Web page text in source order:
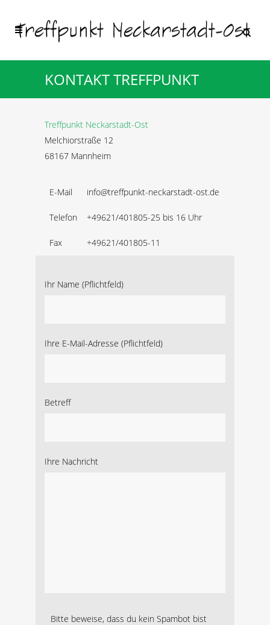
KONTAKT TREFFPUNKT
Treffpunkt Neckarstadt-Ost
Melchiorstraße 12
68167 Mannheim
E-Mail info@treffpunkt-neckarstadt-ost.de
Telefon +49621/401805-25 bis 16 Uhr
Fax +49621/401805-11
Ihr Name (Pflichtfeld)
Ihre E-Mail-Adresse (Pflichtfeld)
Betreff
Ihre Nachricht
Bitte beweise, dass du kein Spambot bist